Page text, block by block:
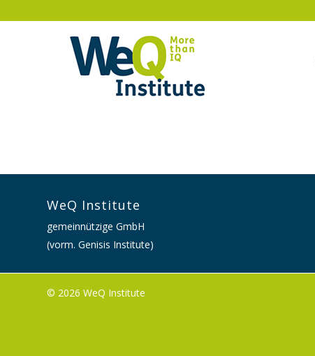
WeQ Institute
gemeinnützige GmbH
(vorm. Genisis Institute)
© 2026 WeQ Institute